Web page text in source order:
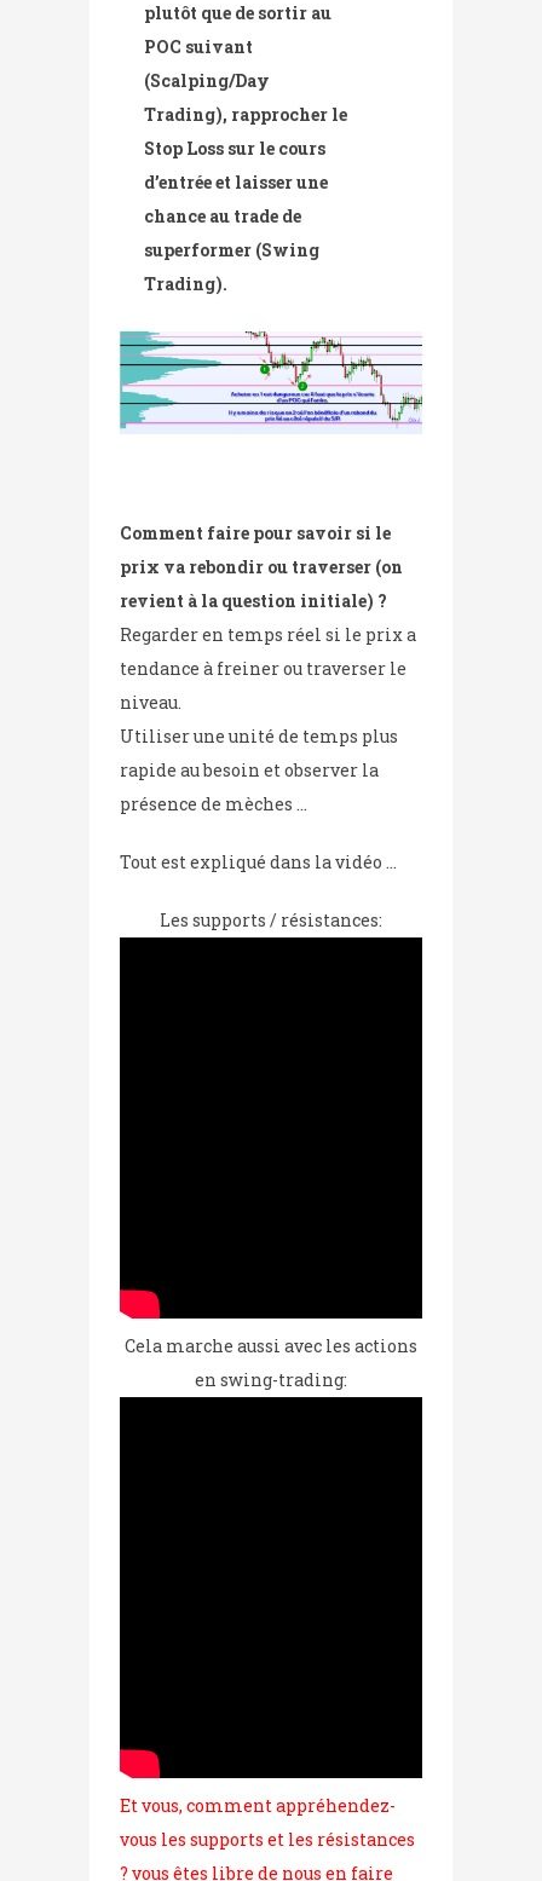
plutôt que de sortir au
POC suivant
(Scalping/Day
Trading), rapprocher le
Stop Loss sur le cours
d’entrée et laisser une
chance au trade de
superformer (Swing
Trading).
Comment faire pour savoir si le
prix va rebondir ou traverser (on
revient à la question initiale) ?
Regarder en temps réel si le prix a
tendance à freiner ou traverser le
niveau.
Utiliser une unité de temps plus
rapide au besoin et observer la
présence de mèches …
Tout est expliqué dans la vidéo …
Les supports / résistances:
Cela marche aussi avec les actions
en swing-trading:
Et vous, comment appréhendez-
vous les supports et les résistances
? vous êtes libre de nous en faire